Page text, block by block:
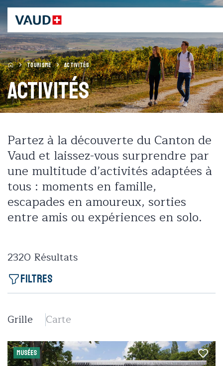
TOURISME ACTIVITÉS
Activités
Partez à la découverte du Canton de
Vaud et laissez-vous surprendre par
une multitude d’activités adaptées à
tous : moments en famille,
escapades en amoureux, sorties
entre amis ou expériences en solo.
2320 Résultats
Filtres
Grille Carte
MUSÉES